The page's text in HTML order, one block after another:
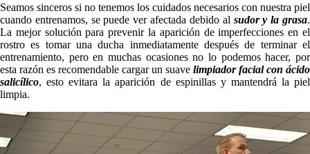
Seamos sinceros si no tenemos los cuidados necesarios con nuestra piel
cuando entrenamos, se puede ver afectada debido al sudor y la grasa.
La mejor solución para prevenir la aparición de imperfecciones en el
rostro es tomar una ducha inmediatamente después de terminar el
entrenamiento, pero en muchas ocasiones no lo podemos hacer, por
esta razón es recomendable cargar un suave limpiador facial con ácido
salicílico, esto evitara la aparición de espinillas y mantendrá la piel
limpia.